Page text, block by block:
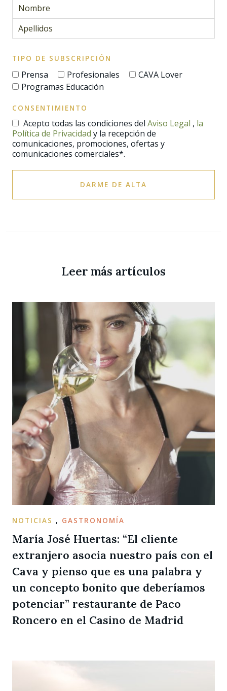
TIPO DE SUBSCRIPCIÓN
Prensa Profesionales
CAVA Lover
Programas Educación
CONSENTIMIENTO
Acepto todas las condiciones del Aviso Legal , la
Política de Privacidad y la recepción de
comunicaciones, promociones, ofertas y
comunicaciones comerciales*.
DARME DE ALTA
Leer más artículos
NOTICIAS , GASTRONOMÍA
María José Huertas: “El cliente
extranjero asocia nuestro país con el
Cava y pienso que es una palabra y
un concepto bonito que deberíamos
potenciar” restaurante de Paco
Roncero en el Casino de Madrid